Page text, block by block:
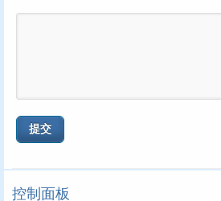
控制面板